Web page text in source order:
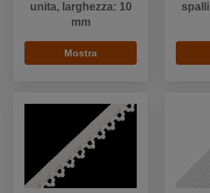
unita, larghezza: 10
mm
Mostra